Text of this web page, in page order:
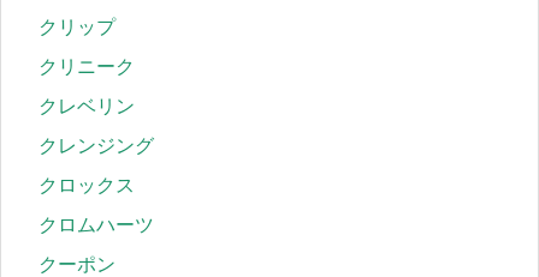
クリップ
クリニーク
クレベリン
クレンジング
クロックス
クロムハーツ
クーポン